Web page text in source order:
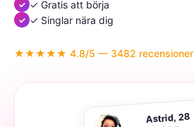
✓ Gratis att börja
✓ Singlar nära dig
★★★★★ 4.8/5 — 3482 recensioner
Astrid, 28